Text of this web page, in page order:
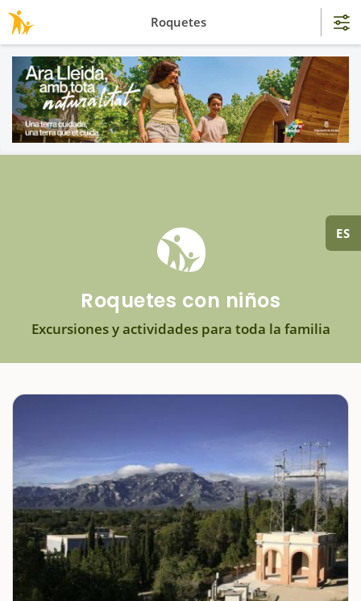
ES
Roquetes con niños
Excursiones y actividades para toda la familia
Roquetes